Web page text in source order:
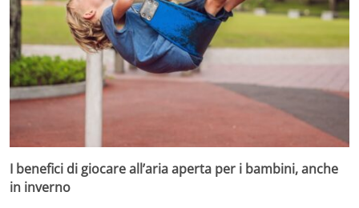
I benefici di giocare all’aria aperta per i bambini, anche
in inverno